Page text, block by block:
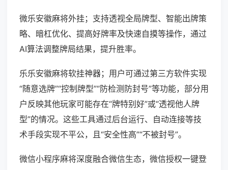
微乐安徽麻将外挂；支持透视全局牌型、智能出牌策
略、暗杠优化、提高好牌率及快速自摸等操作，通过
AI算法调整牌局结果，提升胜率。
乐乐安徽麻将软挂神器；用户可通过第三方软件实现
“随意选牌”“控制牌型”“防检测防封号”等功能，部分用
户反映其他玩家可能存在“牌特别好”或“透视他人牌
型”的情况。这些工具通过后台运行、自动连接等技
术手段实现不平公，且“安全性高”“不被封号”。
微信小程序麻将深度融合微信生态，微信授权一键登